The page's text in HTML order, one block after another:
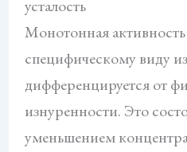
усталость
Монотонная активность
специфическому виду
дифференцируется от
изнуренности. Это
уменьшением